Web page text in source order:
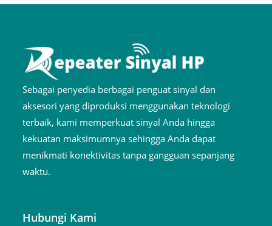
Sebagai penyedia berbagai penguat sinyal dan
aksesori yang diproduksi menggunakan teknologi
terbaik, kami memperkuat sinyal Anda hingga
kekuatan maksimumnya sehingga Anda dapat
menikmati konektivitas tanpa gangguan sepanjang
waktu.
Hubungi Kami